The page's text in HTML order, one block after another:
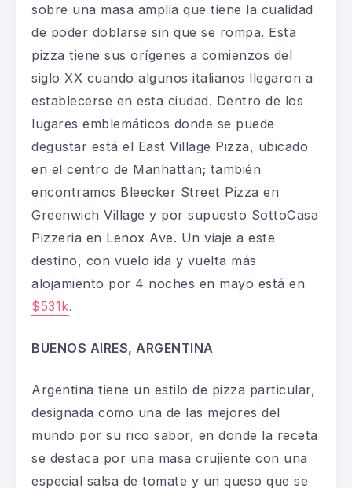
sobre una masa amplia que tiene la cualidad
de poder doblarse sin que se rompa. Esta
pizza tiene sus orígenes a comienzos del
siglo XX cuando algunos italianos llegaron a
establecerse en esta ciudad. Dentro de los
lugares emblemáticos donde se puede
degustar está el East Village Pizza, ubicado
en el centro de Manhattan; también
encontramos Bleecker Street Pizza en
Greenwich Village y por supuesto SottoCasa
Pizzeria en Lenox Ave. Un viaje a este
destino, con vuelo ida y vuelta más
alojamiento por 4 noches en mayo está en
$531k.
BUENOS AIRES, ARGENTINA
Argentina tiene un estilo de pizza particular,
designada como una de las mejores del
mundo por su rico sabor, en donde la receta
se destaca por una masa crujiente con una
especial salsa de tomate y un queso que se